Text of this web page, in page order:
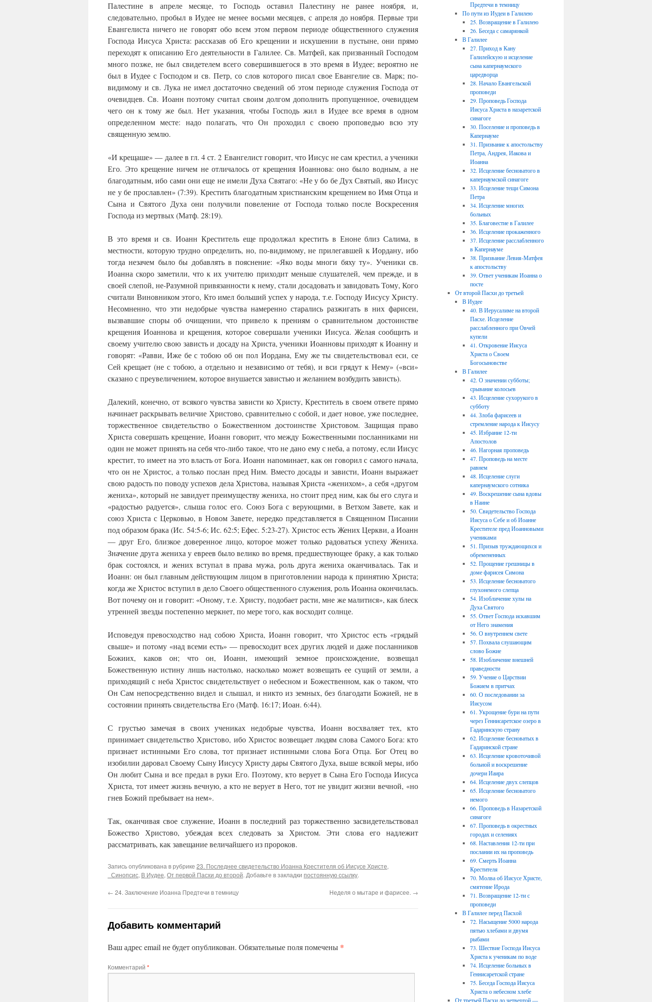
Палестине в апреле месяце, то Господь оставил Палестину не ранее ноября, и,
следовательно, пробыл в Иудее не менее восьми месяцев, с апреля до ноября. Первые три
Евангелиста ничего не говорят обо всем этом первом периоде общественного служения
Господа Иисуса Христа: рассказав об Его крещении и искушении в пустыне, они прямо
переходят к описанию Его деятельности в Галилее. Св. Матфей, как призванный Господом
много позже, не был свидетелем всего совершившегося в это время в Иудее; вероятно не
был в Иудее с Господом и св. Петр, со слов которого писал свое Евангелие св. Марк; по-
видимому и св. Лука не имел достаточно сведений об этом периоде служения Господа от
очевидцев. Св. Иоанн поэтому считал своим долгом дополнить пропущенное, очевидцем
чего он к тому же был. Нет указания, чтобы Господь жил в Иудее все время в одном
определенном месте: надо полагать, что Он проходил с своею проповедью всю эту
священную землю.
«И крещаше» — далее в гл. 4 ст. 2 Евангелист говорит, что Иисус не сам крестил, а ученики
Его. Это крещение ничем не отличалось от крещения Иоаннова: оно было водным, а не
благодатным, ибо сами они еще не имели Духа Святаго: «Не у бо бе Дух Святый, яко Иисус
не у бе прославлен» (7:39). Крестить благодатным христианским крещением во Имя Отца и
Сына и Святого Духа они получили повеление от Господа только после Воскресения
Господа из мертвых (Матф. 28:19).
В это время и св. Иоанн Креститель еще продолжал крестить в Еноне близ Салима, в
местности, которую трудно определить, но, по-видимому, не прилегавшей к Иордану, ибо
тогда незачем было бы добавлять в пояснение: «Яко воды многи бяху ту». Ученики св.
Иоанна скоро заметили, что к их учителю приходит меньше слушателей, чем прежде, и в
своей слепой, не-Разумной привязанности к нему, стали досадовать и завидовать Тому, Кого
считали Виновником этого, Кто имел больший успех у народа, т.е. Господу Иисусу Христу.
Несомненно, что эти недобрые чувства намеренно старались разжигать в них фарисеи,
вызвавшие споры об очищении, что привело к прениям о сравнительном достоинстве
крещения Иоаннова и крещения, которое совершали ученики Иисуса. Желая сообщить и
своему учителю свою зависть и досаду на Христа, ученики Иоанновы приходят к Иоанну и
говорят: «Равви, Иже бе с тобою об он пол Иордана, Ему же ты свидетельствовал еси, се
Сей крещает (не с тобою, а отдельно и независимо от тебя), и вси грядут к Нему» («вси»
сказано с преувеличением, которое внушается завистью и желанием возбудить зависть).
Далекий, конечно, от всякого чувства зависти ко Христу, Креститель в своем ответе прямо
начинает раскрывать величие Христово, сравнительно с собой, и дает новое, уже последнее,
торжественное свидетельство о Божественном достоинстве Христовом. Защищая право
Христа совершать крещение, Иоанн говорит, что между Божественными посланниками ни
один не может принять на себя что-либо такое, что не дано ему с неба, а потому, если Иисус
крестит, то имеет на это власть от Бога. Иоанн напоминает, как он говорил с самого начала,
что он не Христос, а только послан пред Ним. Вместо досады и зависти, Иоанн выражает
свою радость по поводу успехов дела Христова, называя Христа «женихом», а себя «другом
жениха», который не завидует преимуществу жениха, но стоит пред ним, как бы его слуга и
«радостью радуется», слыша голос его. Союз Бога с верующими, в Ветхом Завете, как и
союз Христа с Церковью, в Новом Завете, нередко представляется в Священном Писании
под образом брака (Ис. 54:5-6; Ис. 62:5; Ефес. 5:23-27). Христос есть Жених Церкви, а Иоанн
— друг Его, близкое доверенное лицо, которое может только радоваться успеху Жениха.
Значение друга жениха у евреев было велико во время, предшествующее браку, а как только
брак состоялся, и жених вступал в права мужа, роль друга жениха оканчивалась. Так и
Иоанн: он был главным действующим лицом в приготовлении народа к принятию Христа;
когда же Христос вступил в дело Своего общественного служения, роль Иоанна окончилась.
Вот почему он и говорит: «Оному, т.е. Христу, подобает расти, мне же малитися», как блеск
утренней звезды постепенно меркнет, по мере того, как восходит солнце.
Исповедуя превосходство над собою Христа, Иоанн говорит, что Христос есть «грядый
свыше» и потому «над всеми есть» — превосходит всех других людей и даже посланников
Божиих, каков он; что он, Иоанн, имеющий земное происхождение, возвещал
Божественную истину лишь настолько, насколько может возвещать ее сущий от земли, а
приходящий с неба Христос свидетельствует о небесном и Божественном, как о таком, что
Он Сам непосредственно видел и слышал, и никто из земных, без благодати Божией, не в
состоянии принять свидетельства Его (Матф. 16:17; Иоан. 6:44).
С грустью замечая в своих учениках недобрые чувства, Иоанн восхваляет тех, кто
принимает свидетельство Христово, ибо Христос возвещает людям слова Самого Бога: кто
признает истинными Его слова, тот признает истинными слова Бога Отца. Бог Отец во
изобилии даровал Своему Сыну Иисусу Христу дары Святого Духа, выше всякой меры, ибо
Он любит Сына и все предал в руки Его. Поэтому, кто верует в Сына Его Господа Иисуса
Христа, тот имеет жизнь вечную, а кто не верует в Него, тот не увидит жизни вечной, «но
гнев Божий пребывает на нем».
Так, оканчивая свое служение, Иоанн в последний раз торжественно засвидетельствовал
Божество Христово, убеждая всех следовать за Христом. Эти слова его надлежит
рассматривать, как завещание величайшего из пророков.
Запись опубликована в рубрике 23. Последнее свидетельство Иоанна Крестителя об Иисусе Христе,
_Синопсис, В Иудее, От первой Пасхи до второй. Добавьте в закладки постоянную ссылку.
← 24. Заключение Иоанна Предтечи в темницу Неделя о мытаре и фарисее. →
Добавить комментарий
Ваш адрес email не будет опубликован. Обязательные поля помечены *
Комментарий *
Предтечи в темницу
По пути из Иудеи в Галилею
25. Возвращение в Галилею
26. Беседа с самарянкой
В Галилее
27. Приход в Кану
Галилейскую и исцеление
сына капернаумского
царедворца
28. Начало Евангельской
проповеди
29. Проповедь Господа
Иисуса Христа в назаретской
синагоге
30. Поселение и проповедь в
Капернауме
31. Призвание к апостольству
Петра, Андрея, Иакова и
Иоанна
32. Исцеление бесноватого в
капернаумской синагоге
33. Исцеление тещи Симона
Петра
34. Исцеление многих
больных
35. Благовестие в Галилее
36. Исцеление прокаженного
37. Исцеление расслабленного
в Капернауме
38. Призвание Левия-Матфея
к апостольству
39. Ответ ученикам Иоанна о
посте
От второй Пасхи до третьей
В Иудее
40. В Иерусалиме на второй
Пасхе. Исцеление
расслабленного при Овчей
купели
41. Откровение Иисуса
Христа о Своем
Богосыновстве
В Галилее
42. О значении субботы;
срывание колосьев
43. Исцеление сухорукого в
субботу
44. Злоба фарисеев и
стремление народа к Иисусу
45. Избрание 12-ти
Апостолов
46. Нагорная проповедь
47. Проповедь на месте
равнем
48. Исцеление слуги
капернаумского сотника
49. Воскрешение сына вдовы
в Наине
50. Свидетельство Господа
Иисуса о Себе и об Иоанне
Крестителе пред Иоанновыми
учениками
51. Призыв труждающихся и
обремененных
52. Прощение грешницы в
доме фарисея Симона
53. Исцеление бесноватого
глухонемого слепца
54. Изобличение хулы на
Духа Святого
55. Ответ Господа искавшим
от Него знамения
56. О внутреннем свете
57. Похвала слушающим
слово Божие
58. Изобличение внешней
праведности
59. Учение о Царствии
Божием в притчах
60. О последовании за
Иисусом
61. Укрощение бури на пути
через Геннисаретское озеро в
Гадаринскую страну
62. Исцеление бесноватых в
Гадаринской стране
63. Исцеление кровоточивой
больной и воскрешение
дочери Иаира
64. Исцеление двух слепцов
65. Исцеление бесноватого
немого
66. Проповедь в Назаретской
синагоге
67. Проповедь в окрестных
городах и селениях
68. Наставления 12-ти при
послании их на проповедь
69. Смерть Иоанна
Крестителя
70. Молва об Иисусе Христе,
смятение Ирода
71. Возвращение 12-ти с
проповеди
В Галилее перед Пасхой
72. Насыщение 5000 народа
пятью хлебами и двумя
рыбами
73. Шествие Господа Иисуса
Христа к ученикам по воде
74. Исцеление больных в
Геннисаретской стране
75. Беседа Господа Иисуса
Христа о небесном хлебе
От третьей Пасхи до четвертой —